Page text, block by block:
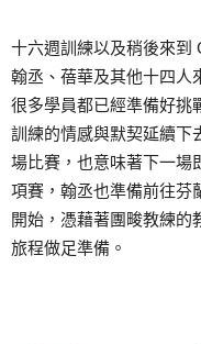
十六週訓練以及稍後來到
翰丞、蓓華及其他十四人
很多學員都已經準備好挑
訓練的情感與默契延續下
場比賽，也意味著下一場
項賽，翰丞也準備前往芬
開始，憑藉著團畯教練的
旅程做足準備。